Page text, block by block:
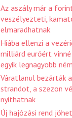
Az aszály már a
veszélyezteti,
elmaradhatnak
Hiába ellenzi a
milliárd euróért
egyik legnagyobb
Váratlanul bezárták
strandot, a szezon
nyithatnak
Új hajózási rend